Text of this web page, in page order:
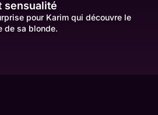
sensualité
pour Karim qui découvre le
de sa blonde.